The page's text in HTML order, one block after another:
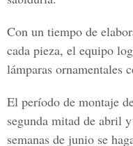
Con un tiempo de
cada pieza, el equipo
lámparas ornamentales
El período de montaje
segunda mitad de abril
semanas de junio se